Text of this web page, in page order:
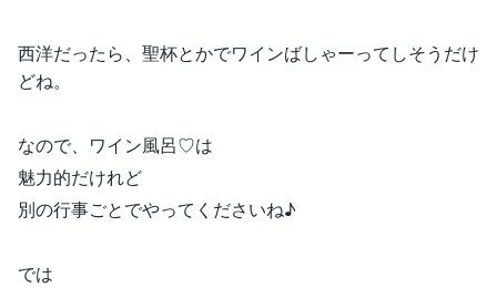
西洋だったら、聖杯とかでワインばしゃーってしそうだけ
どね。
なので、ワイン風呂♡は
魅力的だけれど
別の行事ごとでやってくださいね♪
では